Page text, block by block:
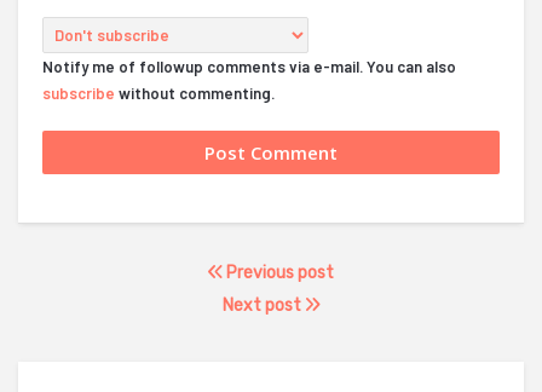
Notify me of followup comments via e-mail. You can also
subscribe without commenting.
Previous post
Next post